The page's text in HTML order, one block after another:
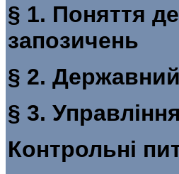
§ 1. Поняття
§ 2.
§ 3.